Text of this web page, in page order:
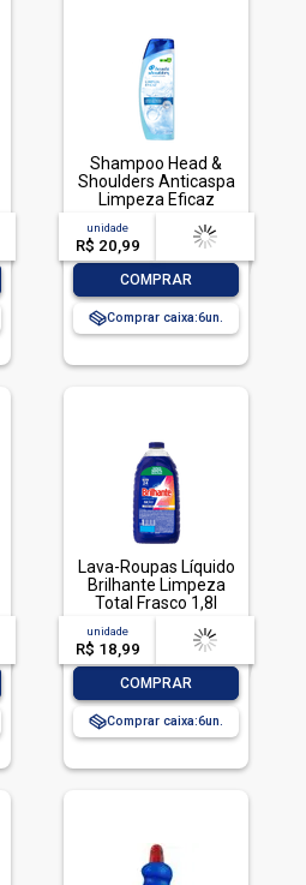
Shampoo Head &
Shoulders Anticaspa
Limpeza Eficaz
200ml
unidade
R$ 20,99
acima de
-- --,--un.
COMPRAR
Comprar caixa:6
Lava-Roupas Líquido
Brilhante Limpeza
Total Frasco 1,8l
unidade
R$ 18,99
acima de
-- --,--un.
COMPRAR
Comprar caixa:6